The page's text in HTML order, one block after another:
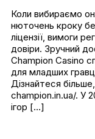
Коли вибираємо
нюточень кроку
ліцензії, вимоги
довіри. Зручний
Champion Casino
для младших
Дізнайтеся
champion.in.ua/. У
ігор […]